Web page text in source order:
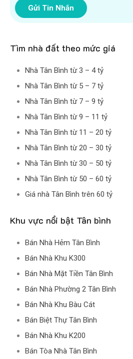
Gửi Tin Nhắn
Tìm nhà đất theo mức giá
Nhà Tân Bình từ 3 – 4 tỷ
Nhà Tân Bình từ 5 – 7 tỷ
Nhà Tân Bình từ 7 – 9 tỷ
Nhà Tân Bình từ 9 – 11 tỷ
Nhà Tân Bình từ 11 – 20 tỷ
Nhà Tân Bình từ 20 – 30 tỷ
Nhà Tân Bình từ 30 – 50 tỷ
Nhà Tân Bình từ 50 – 60 tỷ
Giá nhà Tân Bình trên 60 tỷ
Khu vực nổi bật Tân bình
Bán Nhà Hẻm Tân Bình
Bán Nhà Khu K300
Bán Nhà Mặt Tiền Tân Bình
Bán Nhà Phường 2 Tân Bình
Bán Nhà Khu Bàu Cát
Bán Biệt Thự Tân Bình
Bán Nhà Khu K200
Bán Tòa Nhà Tân Bình